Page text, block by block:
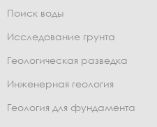
Поиск воды
Исследование грунта
Геологическая разведка
Инженерная геология
Геология для фундамента